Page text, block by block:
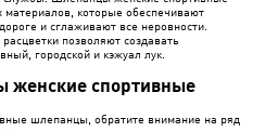
материалов, которые обеспечивают
и сглаживают все неровности.
позволяют создавать
городской и кэжуал лук.
женские спортивные
шлепанцы, обратите внимание на ряд